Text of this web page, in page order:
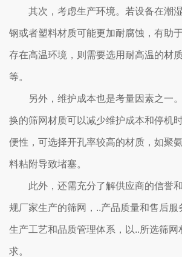
其次，考虑生产环境。若设备在潮
钢或者塑料材质可能更加耐腐蚀，有助
存在高温环境，则需要选用耐高温的材
等。
另外，维护成本也是考量因素之一
换的筛网材质可以减少维护成本和停机
便性，可选择开孔率较高的材质，如聚
料粘附导致堵塞。
此外，还需充分了解供应商的信誉
规厂家生产的筛网，..产品质量和售后服
生产工艺和品质管理体系，以..所选筛网
求。